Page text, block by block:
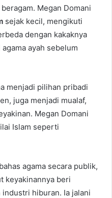
Megan Domani
sejak kecil, mengikuti
dengan kakaknya
ayah sebelum
menjadi pilihan pribadi
juga menjadi mualaf,
Megan Domani
Islam seperti
agama secara publik,
keyakinannya beri
hiburan. Ia jalani